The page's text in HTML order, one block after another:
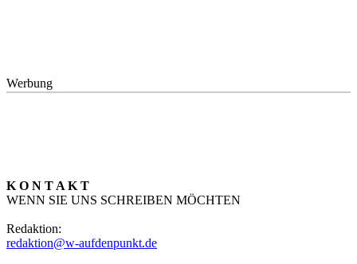
Werbung
K O N T A K T
WENN SIE UNS SCHREIBEN MÖCHTEN
Redaktion:
redaktion@w-aufdenpunkt.de